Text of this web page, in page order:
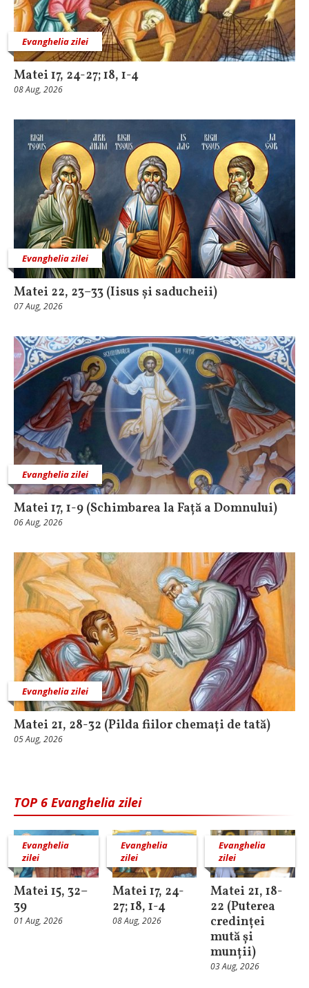
Evanghelia zilei
Matei 17, 24-27; 18, 1-4
08 Aug, 2026
Evanghelia zilei
Matei 22, 23–33 (Iisus și saducheii)
07 Aug, 2026
Evanghelia zilei
Matei 17, 1-9 (Schimbarea la Față a Domnului)
06 Aug, 2026
Evanghelia zilei
Matei 21, 28-32 (Pilda fiilor chemați de tată)
05 Aug, 2026
TOP 6 Evanghelia zilei
Evanghelia
zilei
Matei 15, 32–
39
01 Aug, 2026
Evanghelia
zilei
Matei 17, 24-
27; 18, 1-4
08 Aug, 2026
Evanghelia
zilei
Matei 21, 18-
22 (Puterea
credinței
mută și
munții)
03 Aug, 2026